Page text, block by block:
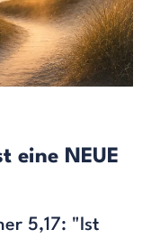
eine NEUE
5,17: "Ist